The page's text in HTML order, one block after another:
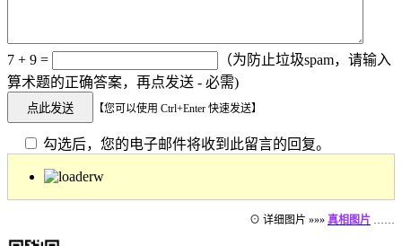
7 + 9 =
（为防止垃圾spam，请输入
算术题的正确答案，再点发送 - 必需)
【您可以使用 Ctrl+Enter 快速发送】
勾选后，您的电子邮件将收到此留言的回复。
⊙ 详细图片 »»» 真相图片 ……